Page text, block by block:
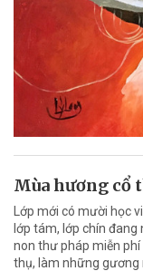
Mùa hương cổ
Lớp mới có mười học
lớp tám, lớp chín
non thư pháp miễn phí
thụ, làm những gương